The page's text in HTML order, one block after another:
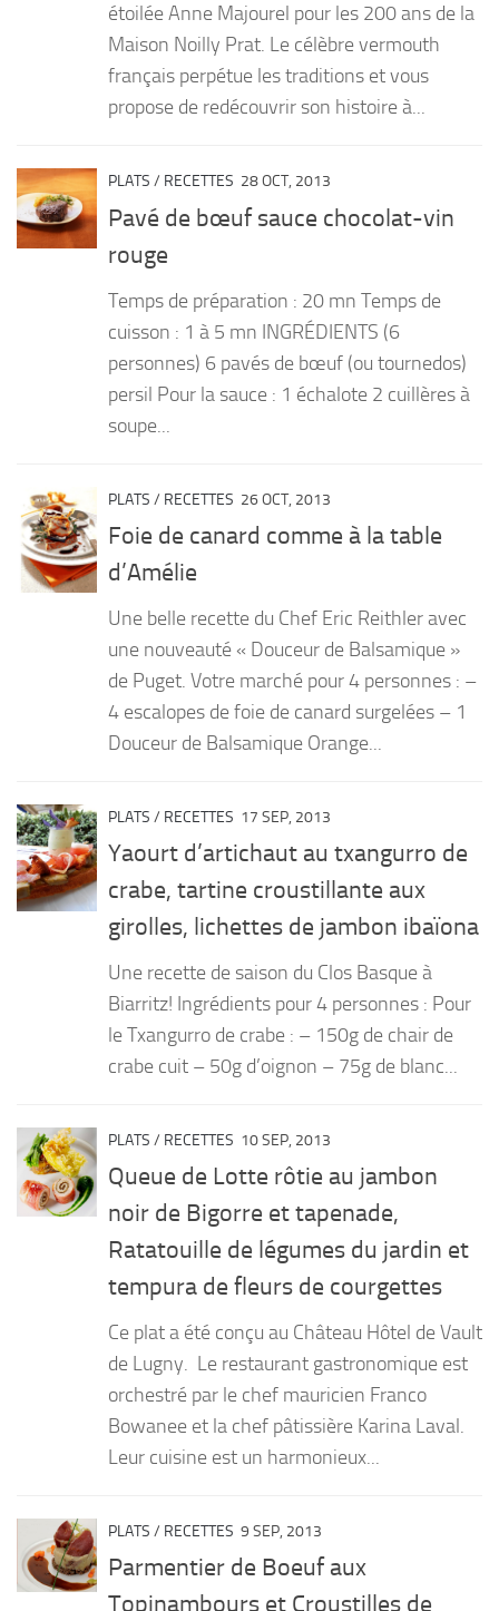
étoilée Anne Majourel pour les 200 ans de la
Maison Noilly Prat. Le célèbre vermouth
français perpétue les traditions et vous
propose de redécouvrir son histoire à...
PLATS / RECETTES 28 OCT, 2013
Pavé de bœuf sauce chocolat-vin
rouge
Temps de préparation : 20 mn Temps de
cuisson : 1 à 5 mn INGRÉDIENTS (6
personnes) 6 pavés de bœuf (ou tournedos)
persil Pour la sauce : 1 échalote 2 cuillères à
soupe...
PLATS / RECETTES 26 OCT, 2013
Foie de canard comme à la table
d’Amélie
Une belle recette du Chef Eric Reithler avec
une nouveauté « Douceur de Balsamique »
de Puget. Votre marché pour 4 personnes : –
4 escalopes de foie de canard surgelées – 1
Douceur de Balsamique Orange...
PLATS / RECETTES 17 SEP, 2013
Yaourt d’artichaut au txangurro de
crabe, tartine croustillante aux
girolles, lichettes de jambon ibaïona
Une recette de saison du Clos Basque à
Biarritz! Ingrédients pour 4 personnes : Pour
le Txangurro de crabe : – 150g de chair de
crabe cuit – 50g d’oignon – 75g de blanc...
PLATS / RECETTES 10 SEP, 2013
Queue de Lotte rôtie au jambon
noir de Bigorre et tapenade,
Ratatouille de légumes du jardin et
tempura de fleurs de courgettes
Ce plat a été conçu au Château Hôtel de Vault
de Lugny. Le restaurant gastronomique est
orchestré par le chef mauricien Franco
Bowanee et la chef pâtissière Karina Laval.
Leur cuisine est un harmonieux...
PLATS / RECETTES 9 SEP, 2013
Parmentier de Boeuf aux
Topinambours et Croustilles de